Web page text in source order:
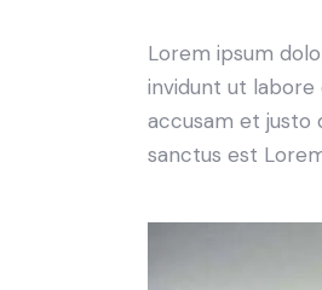
Lorem ipsum
invidunt ut labore
accusam et justo
sanctus est